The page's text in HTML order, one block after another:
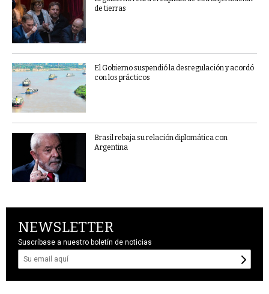
de tierras
El Gobierno suspendió la desregulación y acordó
con los prácticos
Brasil rebaja su relación diplomática con
Argentina
NEWSLETTER
Suscríbase a nuestro boletín de noticias